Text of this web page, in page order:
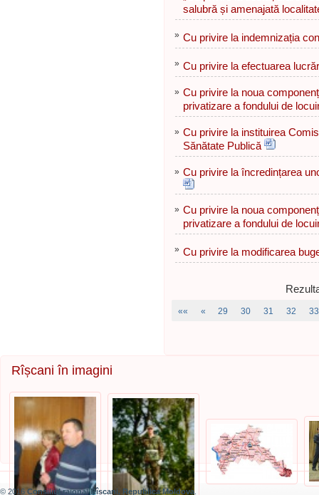
salubră și amenajată
» Cu privire la indemnizația
» Cu privire la efectuarea
» Cu privire la noua
privatizare a fondului de
» Cu privire la instituirea
Sănătate Publică
» Cu privire la încredințarea
» Cu privire la noua
privatizare a fondului de
» Cu privire la modificarea
«« « 29 30 31 32 33
Rîșcani în imagini
© 2016Consiliul raional Rîșcani, Republica Moldova